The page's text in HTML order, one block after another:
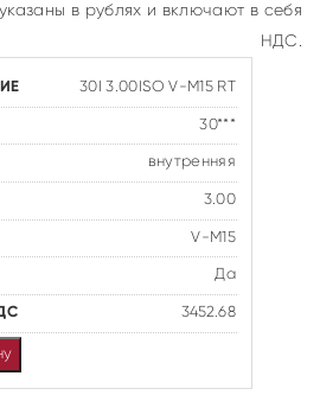
в рублях и включают в себя
НДС.
30I 3.00ISO V-M15 RT
30***
внутренняя
3.00
V-M15
Да
3452.68